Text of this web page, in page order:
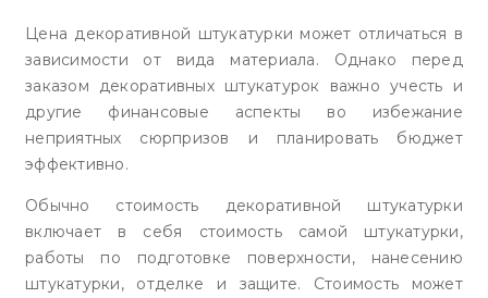
Цена декоративной штукатурки может отличаться в
зависимости от вида материала. Однако перед
заказом декоративных штукатурок важно учесть и
другие финансовые аспекты во избежание
неприятных сюрпризов и планировать бюджет
эффективно.
Обычно стоимость декоративной штукатурки
включает в себя стоимость самой штукатурки,
работы по подготовке поверхности, нанесению
штукатурки, отделке и защите. Стоимость может